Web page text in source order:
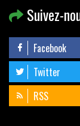
Suivez-
Facebook
Twitter
RSS